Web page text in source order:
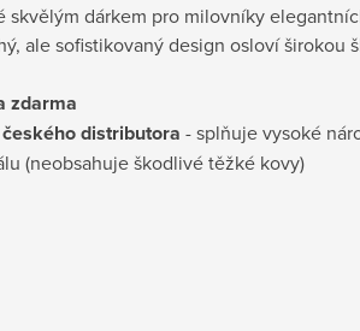
skvělým dárkem pro milovníky
ale sofistikovaný design osloví širokou
zdarma
distributora - splňuje vysoké
(neobsahuje škodlivé těžké kovy)